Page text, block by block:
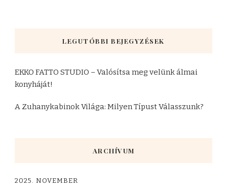
LEGUTÓBBI BEJEGYZÉSEK
EKKO FATTO STUDIO – Valósítsa meg velünk álmai
konyháját!
A Zuhanykabinok Világa: Milyen Típust Válasszunk?
ARCHÍVUM
2025. NOVEMBER